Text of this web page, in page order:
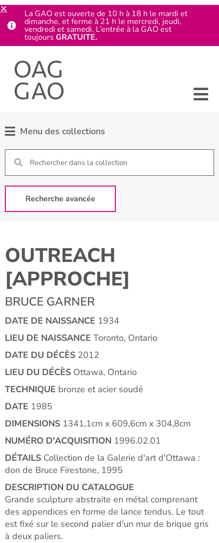
Menu des collections
Recherche avancée
OUTREACH
[APPROCHE]
BRUCE GARNER
DATE DE NAISSANCE 1934
LIEU DE NAISSANCE Toronto, Ontario
DATE DU DÉCÈS 2012
LIEU DU DÉCÈS Ottawa, Ontario
TECHNIQUE bronze et acier soudé
DATE 1985
DIMENSIONS 1341,1cm x 609,6cm x 304,8cm
NUMÉRO D'ACQUISITION 1996.02.01
DÉTAILS Collection de la Galerie d'art d'Ottawa :
don de Bruce Firestone, 1995
DESCRIPTION DU CATALOGUE
Grande sculpture abstraite en métal comprenant
des appendices en forme de lance tendus. Le tout
est fixé sur le second palier d'un mur de brique gris
à deux paliers.
La GAO est ouverte de 10 h à 18 h le mardi et
dimanche, et ferme à 21 h le mercredi, jeudi,
vendredi et samedi. L’entrée à la GAO est
toujours GRATUITE.